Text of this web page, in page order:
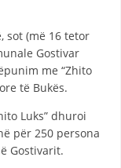
sot (më 16 tetor
Gostivar
me “Zhito
të Bukës.
Luks” dhuroi
për 250 persona
Gostivarit.